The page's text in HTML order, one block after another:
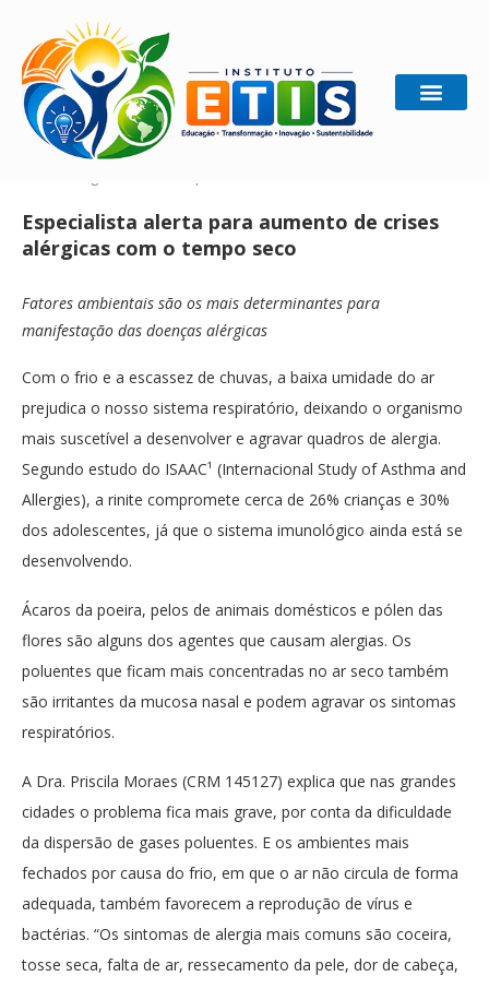
Home Ecologia
Especialista alerta para aumento de crises
alérgicas com o tempo seco
Fatores ambientais são os mais determinantes para
manifestação das doenças alérgicas
Com o frio e a escassez de chuvas, a baixa umidade do ar
prejudica o nosso sistema respiratório, deixando o organismo
mais suscetível a desenvolver e agravar quadros de alergia.
Segundo estudo do ISAAC¹ (Internacional Study of Asthma and
Allergies), a rinite compromete cerca de 26% crianças e 30%
dos adolescentes, já que o sistema imunológico ainda está se
desenvolvendo.
Ácaros da poeira, pelos de animais domésticos e pólen das
flores são alguns dos agentes que causam alergias. Os
poluentes que ficam mais concentradas no ar seco também
são irritantes da mucosa nasal e podem agravar os sintomas
respiratórios.
A Dra. Priscila Moraes (CRM 145127) explica que nas grandes
cidades o problema fica mais grave, por conta da dificuldade
da dispersão de gases poluentes. E os ambientes mais
fechados por causa do frio, em que o ar não circula de forma
adequada, também favorecem a reprodução de vírus e
bactérias. “Os sintomas de alergia mais comuns são coceira,
tosse seca, falta de ar, ressecamento da pele, dor de cabeça,